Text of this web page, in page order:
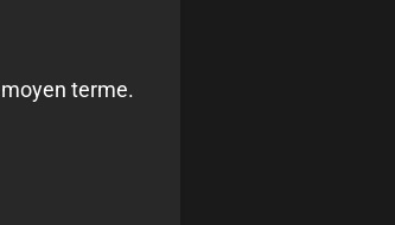
terme.